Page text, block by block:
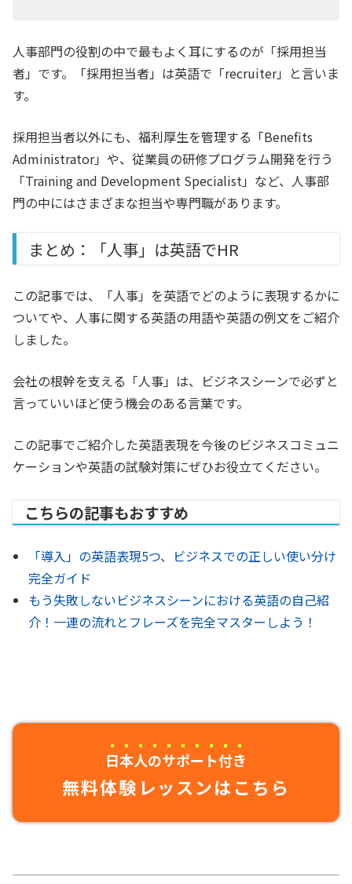
人事部門の役割の中で最もよく耳にするのが「採用担当
者」です。「採用担当者」は英語で「recruiter」と言いま
す。
採用担当者以外にも、福利厚生を管理する「Benefits
Administrator」や、従業員の研修プログラム開発を行う
「Training and Development Specialist」など、人事部
門の中にはさまざまな担当や専門職があります。
まとめ：「人事」は英語でHR
この記事では、「人事」を英語でどのように表現するかに
ついてや、人事に関する英語の用語や英語の例文をご紹介
しました。
会社の根幹を支える「人事」は、ビジネスシーンで必ずと
言っていいほど使う機会のある言葉です。
この記事でご紹介した英語表現を今後のビジネスコミュニ
ケーションや英語の試験対策にぜひお役立てください。
こちらの記事もおすすめ
「導入」の英語表現5つ、ビジネスでの正しい使い分け
完全ガイド
もう失敗しないビジネスシーンにおける英語の自己紹
介！一連の流れとフレーズを完全マスターしよう！
日本人のサポート付き
無料体験レッスンはこちら